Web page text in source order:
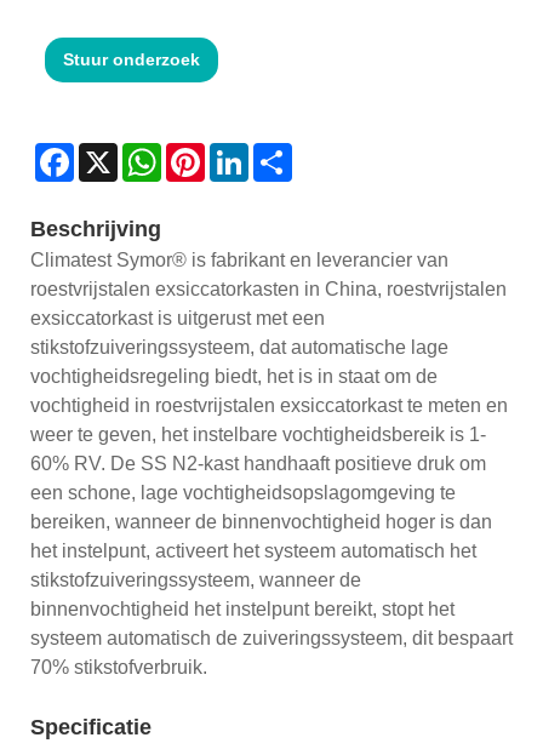
Stuur onderzoek
Facebook
X WhatsAppPinterestLinkedIn
Beschrijving
Climatest Symor® is fabrikant en leverancier van
roestvrijstalen exsiccatorkasten in China, roestvrijstalen
exsiccatorkast is uitgerust met een
stikstofzuiveringssysteem, dat automatische lage
vochtigheidsregeling biedt, het is in staat om de
vochtigheid in roestvrijstalen exsiccatorkast te meten en
weer te geven, het instelbare vochtigheidsbereik is 1-
60% RV. De SS N2-kast handhaaft positieve druk om
een ​​schone, lage vochtigheidsopslagomgeving te
bereiken, wanneer de binnenvochtigheid hoger is dan
het instelpunt, activeert het systeem automatisch het
stikstofzuiveringssysteem, wanneer de
binnenvochtigheid het instelpunt bereikt, stopt het
systeem automatisch de zuiveringssysteem, dit bespaart
70% stikstofverbruik.
Specificatie